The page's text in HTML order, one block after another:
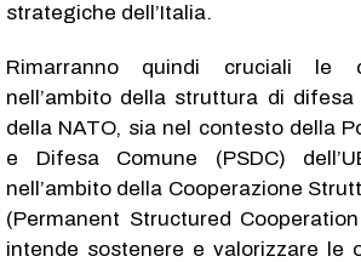
strategiche dell’Italia.
Rimarranno quindi cruciali le
nell’ambito della struttura di
della NATO, sia nel contesto della
e Difesa Comune (PSDC)
nell’ambito della Cooperazione
(Permanent Structured
intende sostenere e valorizzare le